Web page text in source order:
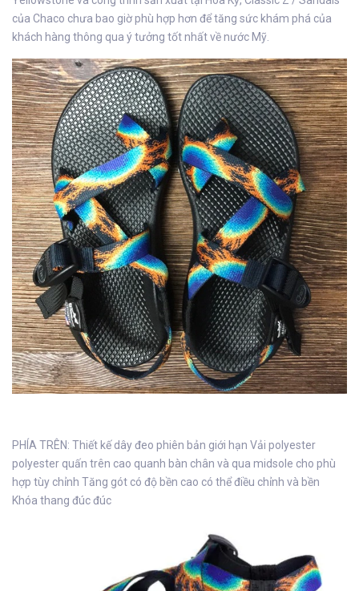
của Chaco chưa bao giờ phù hợp hơn để tăng sức khám phá của
khách hàng thông qua ý tưởng tốt nhất về nước Mỹ.
PHÍA TRÊN: Thiết kế dây đeo phiên bản giới hạn Vải polyester
polyester quấn trên cao quanh bàn chân và qua midsole cho phù
hợp tùy chỉnh Tăng gót có độ bền cao có thể điều chỉnh và bền
Khóa thang đúc đúc